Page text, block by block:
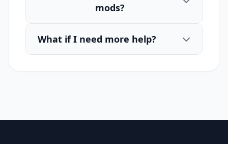
mods?
What if I need more help?